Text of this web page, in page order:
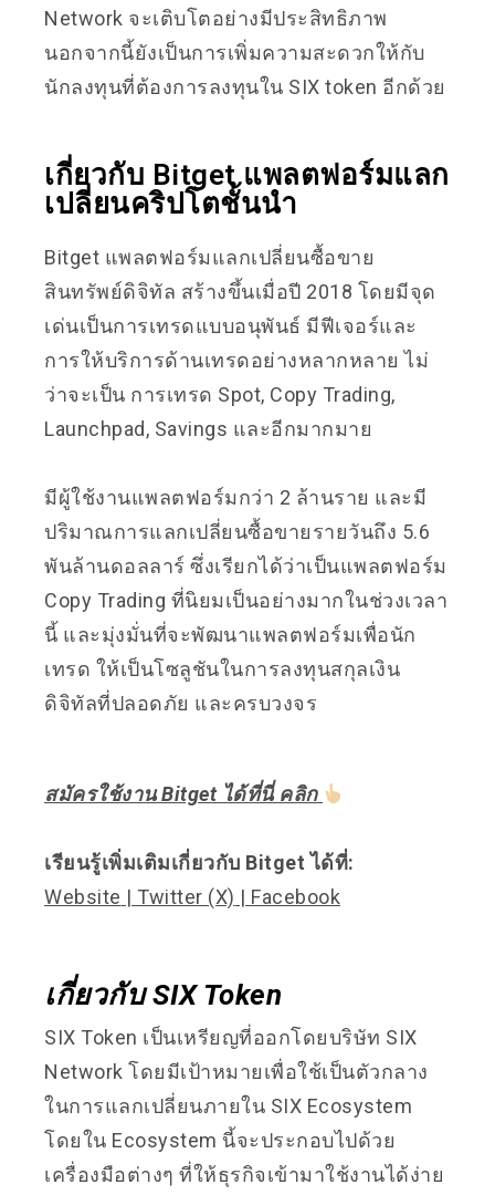
Network จะเติบโตอย่างมีประสิทธิภาพ
นอกจากนี้ยังเป็นการเพิ่มความสะดวกให้กับ
นักลงทุนที่ต้องการลงทุนใน SIX token อีกด้วย
เกี่ยวกับ Bitget แพลตฟอร์มแลก
เปลี่ยนคริปโตชั้นนำ
Bitget แพลตฟอร์มแลกเปลี่ยนซื้อขาย
สินทรัพย์ดิจิทัล สร้างขึ้นเมื่อปี 2018 โดยมีจุด
เด่นเป็นการเทรดแบบอนุพันธ์ มีฟีเจอร์และ
การให้บริการด้านเทรดอย่างหลากหลาย ไม่
ว่าจะเป็น การเทรด Spot, Copy Trading,
Launchpad, Savings และอีกมากมาย
มีผู้ใช้งานแพลตฟอร์มกว่า 2 ล้านราย และมี
ปริมาณการแลกเปลี่ยนซื้อขายรายวันถึง 5.6
พันล้านดอลลาร์ ซึ่งเรียกได้ว่าเป็นแพลตฟอร์ม
Copy Trading ที่นิยมเป็นอย่างมากในช่วงเวลา
นี้ และมุ่งมั่นที่จะพัฒนาแพลตฟอร์มเพื่อนัก
เทรด ให้เป็นโซลูชันในการลงทุนสกุลเงิน
ดิจิทัลที่ปลอดภัย และครบวงจร
สมัครใช้งาน Bitget ได้ที่นี่ คลิก
เรียนรู้เพิ่มเติมเกี่ยวกับ Bitget ได้ที่:
Website | Twitter (X) | Facebook
เกี่ยวกับ SIX Token
SIX Token เป็นเหรียญที่ออกโดยบริษัท SIX
Network โดยมีเป้าหมายเพื่อใช้เป็นตัวกลาง
ในการแลกเปลี่ยนภายใน SIX Ecosystem
โดยใน Ecosystem นี้จะประกอบไปด้วย
เครื่องมือต่างๆ ที่ให้ธุรกิจเข้ามาใช้งานได้ง่าย